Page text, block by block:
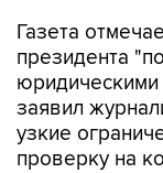
Газета
президента
заявил
узкие
проверку на